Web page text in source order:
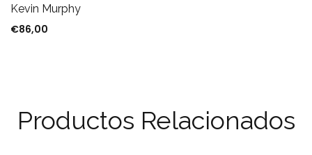
Kevin Murphy
€86,00
Productos Relacionados